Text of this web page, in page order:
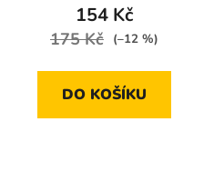
154 Kč
175 Kč (–12 %)
DO KOŠÍKU